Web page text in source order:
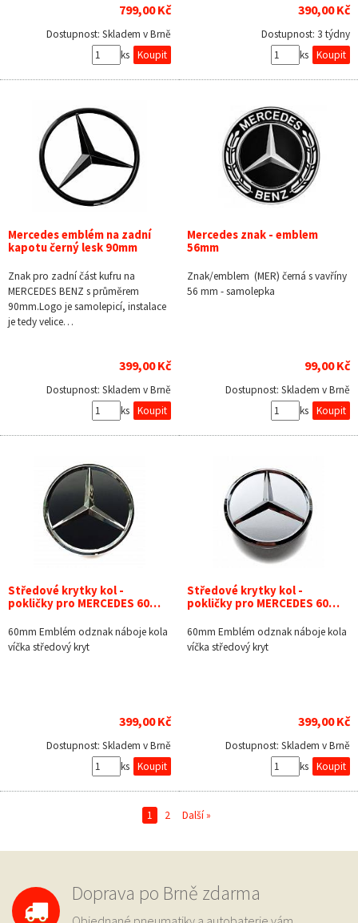
799,00 Kč
Dostupnost: Skladem v Brně
ks
390,00 Kč
Dostupnost: 3 týdny
ks
Mercedes emblém na zadní
kapotu černý lesk 90mm
Znak pro zadní část kufru na
MERCEDES BENZ s průměrem
90mm.Logo je samolepicí, instalace
je tedy velice…
399,00 Kč
Dostupnost: Skladem v Brně
ks
Mercedes znak - emblem
56mm
Znak/emblem (MER) černá s vavříny
56 mm - samolepka
99,00 Kč
Dostupnost: Skladem v Brně
ks
Středové krytky kol -
pokličky pro MERCEDES 60…
60mm Emblém odznak náboje kola
víčka středový kryt
399,00 Kč
Dostupnost: Skladem v Brně
ks
Středové krytky kol -
pokličky pro MERCEDES 60…
60mm Emblém odznak náboje kola
víčka středový kryt
399,00 Kč
Dostupnost: Skladem v Brně
ks
1 2 Další »
Doprava po Brně zdarma